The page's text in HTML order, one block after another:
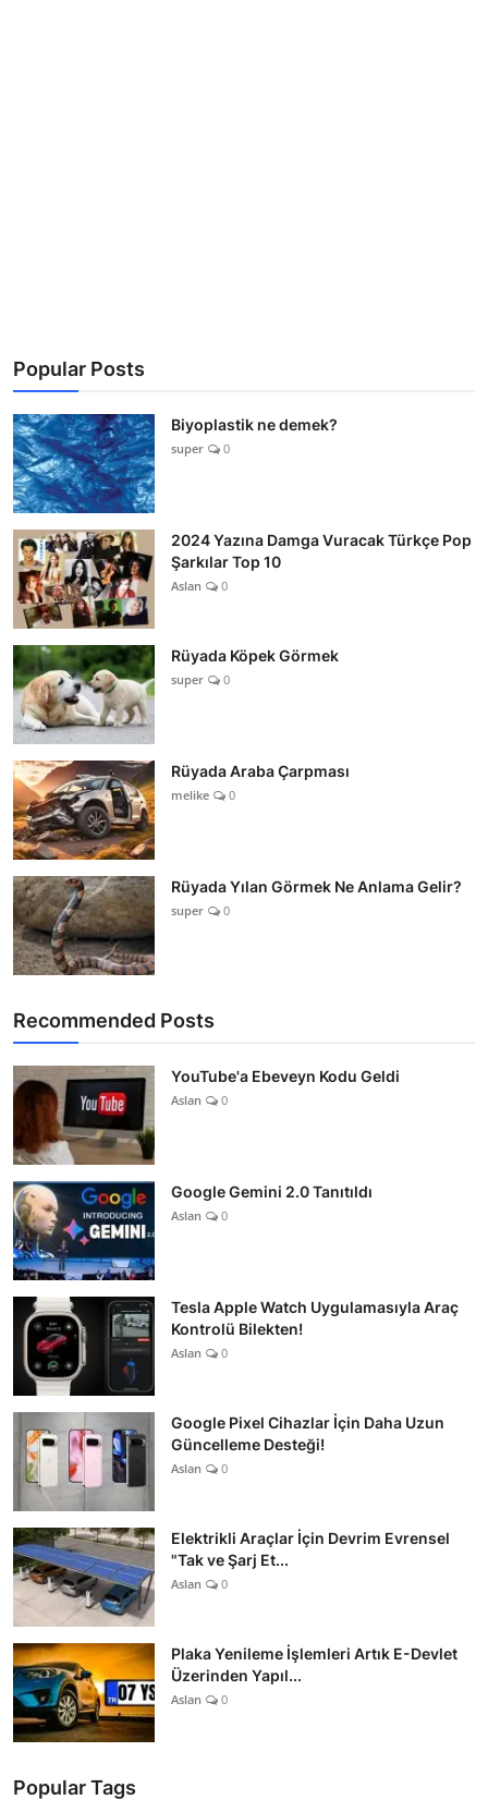
Popular Posts
Biyoplastik ne demek?
super 0
2024 Yazına Damga Vuracak Türkçe Pop
Şarkılar Top 10
Aslan 0
Rüyada Köpek Görmek
super 0
Rüyada Araba Çarpması
melike 0
Rüyada Yılan Görmek Ne Anlama Gelir?
super 0
Recommended Posts
YouTube'a Ebeveyn Kodu Geldi
Aslan 0
Google Gemini 2.0 Tanıtıldı
Aslan 0
Tesla Apple Watch Uygulamasıyla Araç
Kontrolü Bilekten!
Aslan 0
Google Pixel Cihazlar İçin Daha Uzun
Güncelleme Desteği!
Aslan 0
Elektrikli Araçlar İçin Devrim Evrensel
"Tak ve Şarj Et...
Aslan 0
Plaka Yenileme İşlemleri Artık E-Devlet
Üzerinden Yapıl...
Aslan 0
Popular Tags